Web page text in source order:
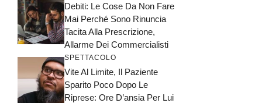
Debiti: Le Cose Da Non Fare
Mai Perché Sono Rinuncia
Tacita Alla Prescrizione,
Allarme Dei Commercialisti
SPETTACOLO
Vite Al Limite, Il Paziente
Sparito Poco Dopo Le
Riprese: Ore D’ansia Per Lui